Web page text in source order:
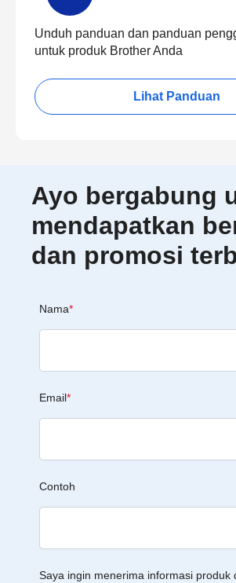
Unduh panduan dan panduan
untuk produk Brother Anda
Lihat Panduan
Ayo bergabung
mendapatkan
dan promosi
Nama*
Email*
Contoh
Saya ingin menerima informasi produk